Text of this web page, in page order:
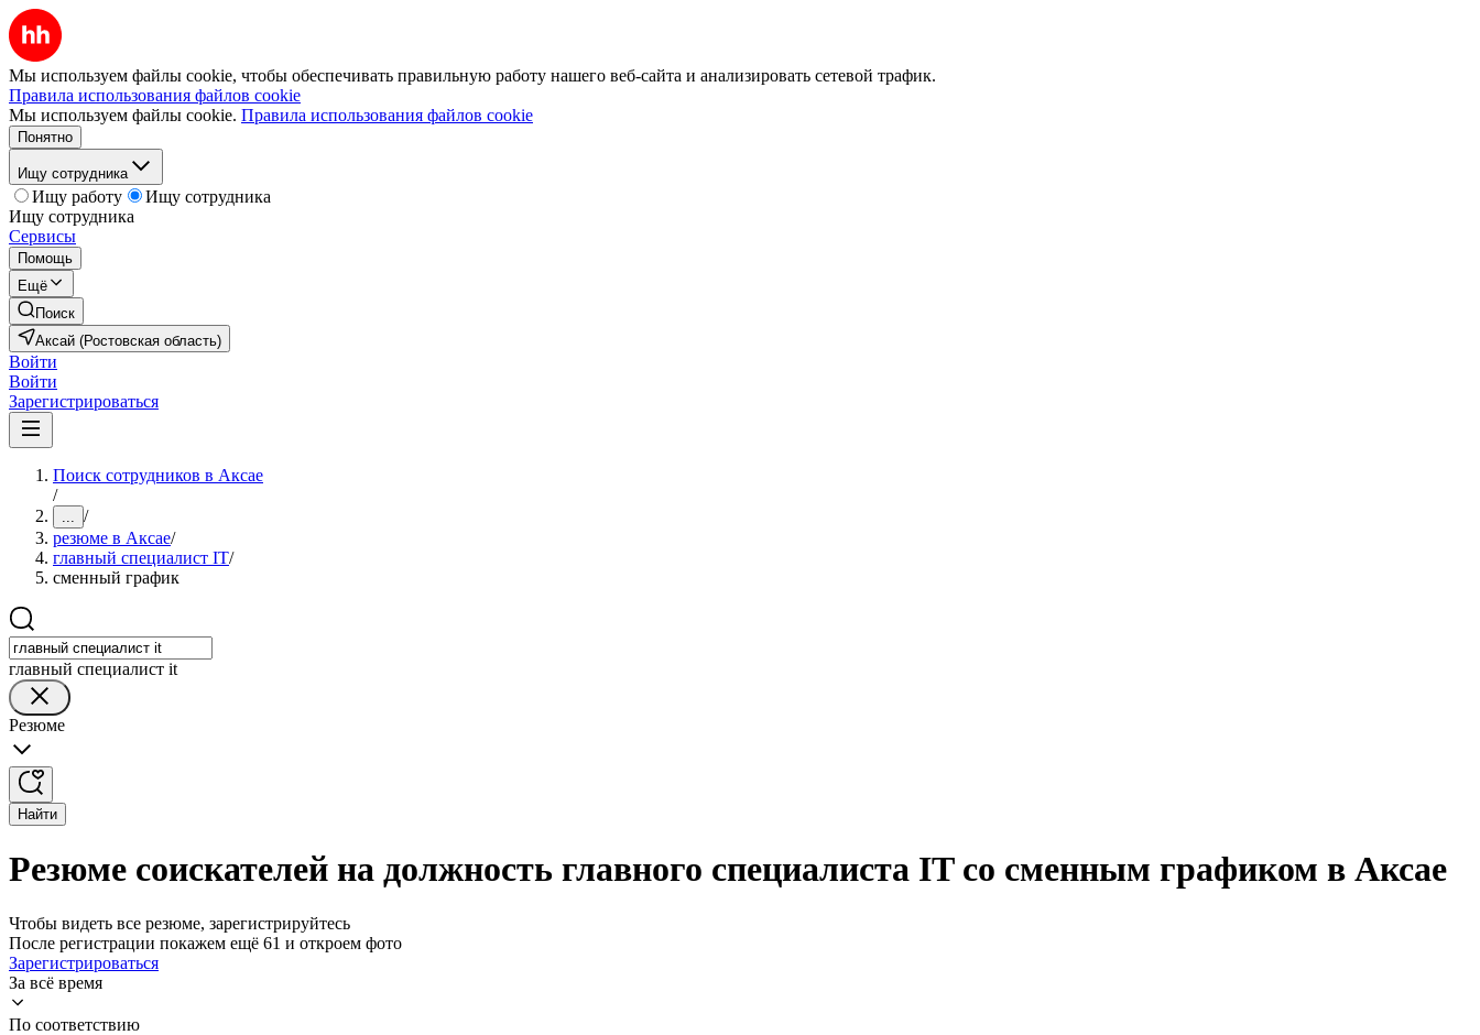
Мы используем файлы cookie, чтобы обеспечивать правильную работу нашего веб-сайта и анализировать сетевой трафик.
Правила использования файлов cookie
Мы используем файлы cookie. Правила использования файлов cookie
Понятно
Ищу сотрудника
Ищу работу
Ищу сотрудника
Ищу сотрудника
Сервисы
Помощь
Ещё
Поиск
Аксай (Ростовская область)
Войти
Войти
Зарегистрироваться
Поиск сотрудников в Аксае
/
... /
резюме в Аксае/
главный специалист IT/
сменный график
главный специалист it
Резюме
Найти
Резюме соискателей на должность главного специалиста IT со сменным графиком в Аксае
Чтобы видеть все резюме, зарегистрируйтесь
После регистрации покажем ещё 61 и откроем фото
Зарегистрироваться
За всё время
По соответствию